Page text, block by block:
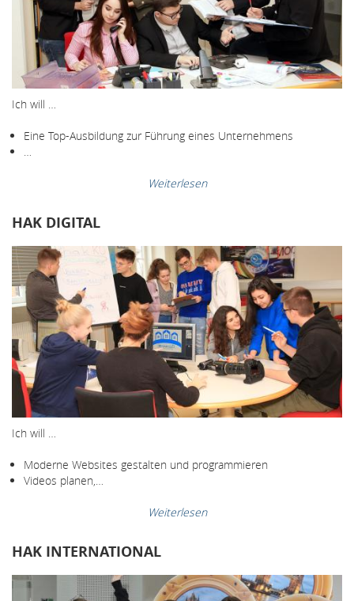
Ich will …
Eine Top-Ausbildung zur Führung eines Unternehmens
Weiterlesen
HAK DIGITAL
Ich will …
Moderne Websites gestalten und programmieren
Videos planen,…
Weiterlesen
HAK INTERNATIONAL